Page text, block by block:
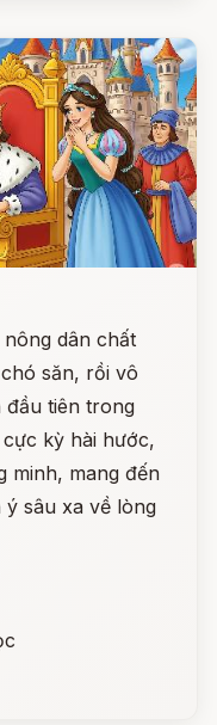
dân chất
săn, rồi vô
đầu tiên trong
kỳ hài hước,
minh, mang đến
sâu xa về lòng